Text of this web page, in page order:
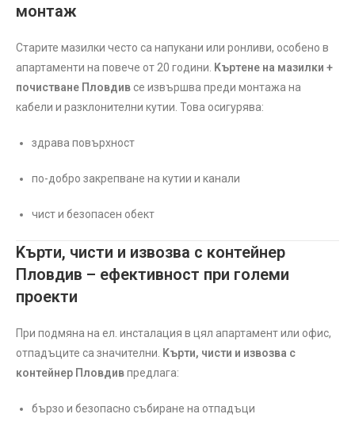
монтаж
Старите мазилки често са напукани или ронливи, особено в
апартаменти на повече от 20 години. Kъртене на мазилки +
почистване Пловдив се извършва преди монтажа на
кабели и разклонителни кутии. Това осигурява:
здрава повърхност
по-добро закрепване на кутии и канали
чист и безопасен обект
Kърти, чисти и извозва с контейнер
Пловдив – ефективност при големи
проекти
При подмяна на ел. инсталация в цял апартамент или офис,
отпадъците са значителни. Kърти, чисти и извозва с
контейнер Пловдивпредлага:
бързо и безопасно събиране на отпадъци